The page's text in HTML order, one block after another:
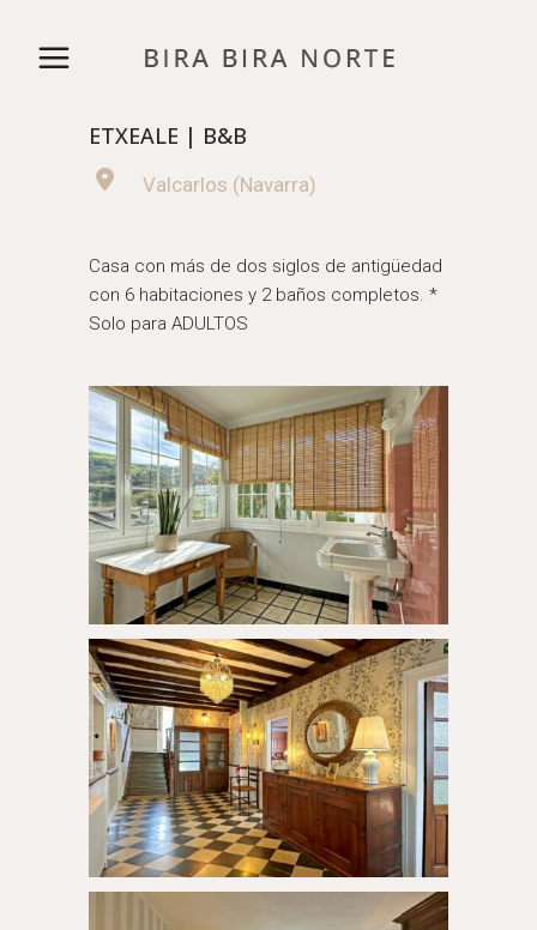
ETXEALE | B&B
Valcarlos (Navarra)
Casa con más de dos siglos de antigüedad
con 6 habitaciones y 2 baños completos. *
Solo para ADULTOS